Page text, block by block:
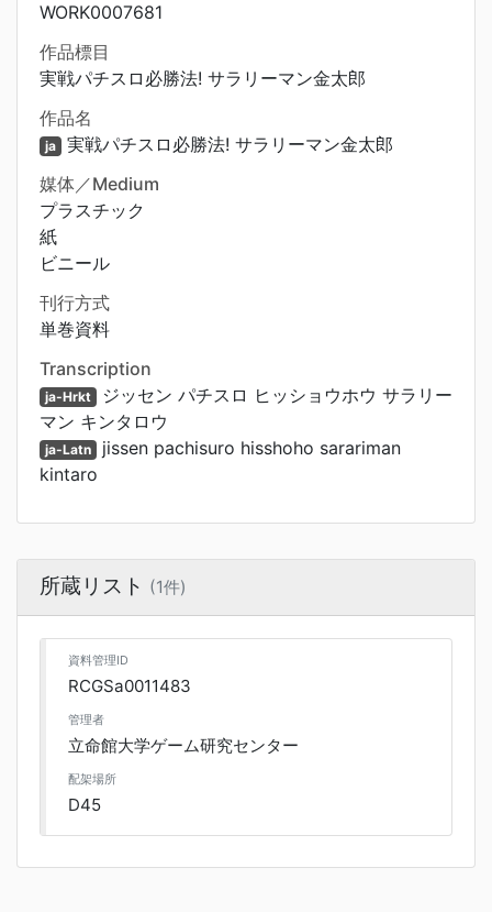
WORK0007681
作品標目
実戦パチスロ必勝法! サラリーマン金太郎
作品名
ja 実戦パチスロ必勝法! サラリーマン金太郎
媒体／Medium
プラスチック
紙
ビニール
刊行方式
単巻資料
Transcription
ja-Hrkt ジッセン パチスロ ヒッショウホウ サラリー
マン キンタロウ
ja-Latn jissen pachisuro hisshoho sarariman
kintaro
所蔵リスト (1件)
資料管理ID
RCGSa0011483
管理者
立命館大学ゲーム研究センター
配架場所
D45